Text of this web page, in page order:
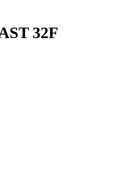
32F